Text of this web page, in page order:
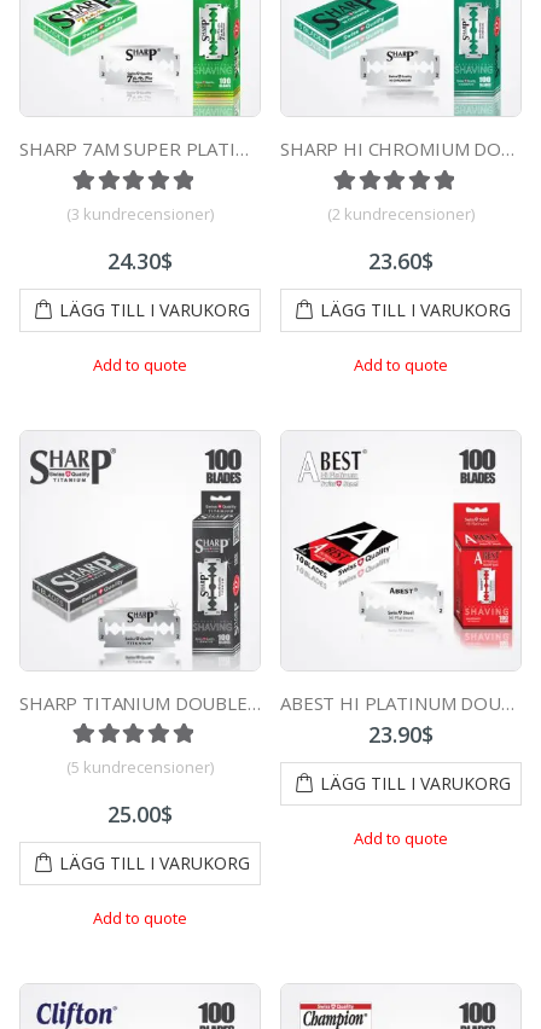
SHARP 7AM SUPER PLATINUM DOUBLE EDGE DURABLADE SWISS QUALITY RAZOR BLADES T5 100 PCS
Betygsatt5.00 av 5 baserat på
3
(3 kundrecensioner)
24.30$
LÄGG TILL I VARUKORG
Add to quote
SHARP HI CHROMIUM DOUBLE EDGE DURABLADE SWISS QUALITY RAZOR BLADES T5 B100 PCS
Betygsatt5.00
1
(2 kundrecensioner)
23.60$
LÄGG TILL I VARUKORG
Add to quote
SHARP TITANIUM DOUBLE EDGE DURABLADE SWISS QUALITY RAZOR BLADES T5 B100 PCS
Betygsatt5.00 av 5 baserat på
5
(5 kundrecensioner)
25.00$
LÄGG TILL I VARUKORG
Add to quote
ABEST HI PLATINUM DOUBLE EDGE DURABLADE SWISS QUALITY RAZOR BLADES T10-B100 PCS
23.90$
LÄGG TILL I VARUKORG
Add to quote